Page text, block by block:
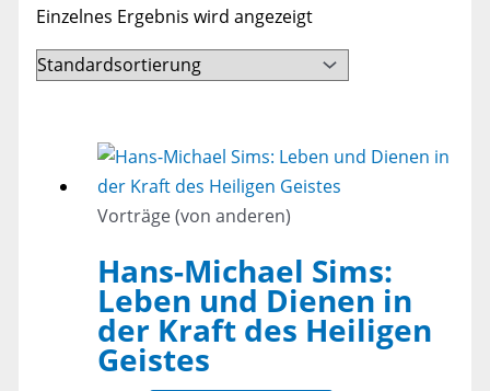
Einzelnes Ergebnis wird angezeigt
Vorträge (von anderen)
Hans-Michael Sims:
Leben und Dienen in
der Kraft des Heiligen
Geistes